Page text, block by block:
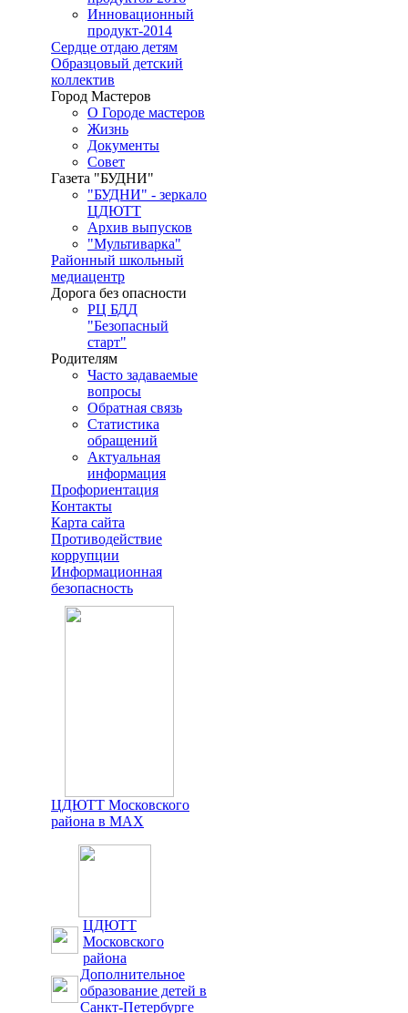
Инновационный
продукт-2014
Сердце отдаю детям
Образцовый детский
коллектив
Город Мастеров
О Городе мастеров
Жизнь
Документы
Совет
Газета "БУДНИ"
"БУДНИ" - зеркало
ЦДЮТТ
Архив выпусков
"Мультиварка"
Районный школьный
медиацентр
Дорога без опасности
РЦ БДД
"Безопасный
старт"
Родителям
Часто задаваемые
вопросы
Обратная связь
Статистика
обращений
Актуальная
информация
Профориентация
Контакты
Карта сайта
Противодействие
коррупции
Информационная
безопасность
ЦДЮТТ Московского
района в MAX
ЦДЮТТ
Московского
района
Дополнительное
образование детей в
Санкт-Петербурге